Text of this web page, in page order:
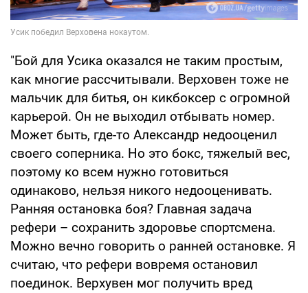
"Бой для Усика оказался не таким простым,
как многие рассчитывали. Верховен тоже не
мальчик для битья, он кикбоксер с огромной
карьерой. Он не выходил отбывать номер.
Может быть, где-то Александр недооценил
своего соперника. Но это бокс, тяжелый вес,
поэтому ко всем нужно готовиться
одинаково, нельзя никого недооценивать.
Ранняя остановка боя? Главная задача
рефери – сохранить здоровье спортсмена.
Можно вечно говорить о ранней остановке. Я
считаю, что рефери вовремя остановил
поединок. Верхувен мог получить вред